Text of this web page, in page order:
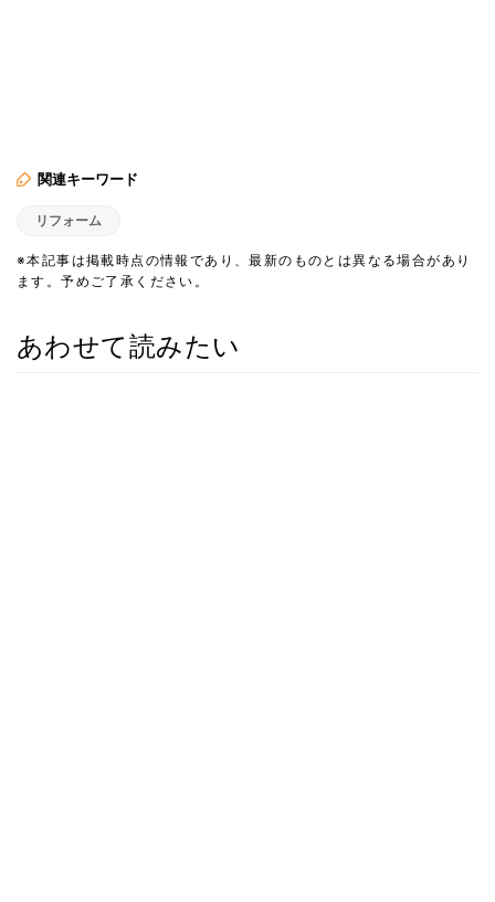
関連キーワード
リフォーム
※本記事は掲載時点の情報であり、最新のものとは異なる場合があり
ます。予めご了承ください。
あわせて読みたい